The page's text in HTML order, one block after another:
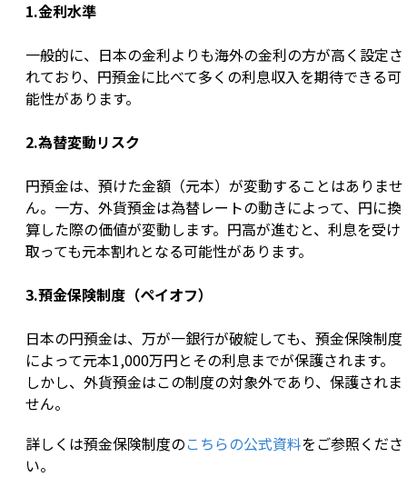
1.金利水準
一般的に、日本の金利よりも海外の金利の方が高く設定さ
れており、円預金に比べて多くの利息収入を期待できる可
能性があります。
2.為替変動リスク
円預金は、預けた金額（元本）が変動することはありませ
ん。一方、外貨預金は為替レートの動きによって、円に換
算した際の価値が変動します。円高が進むと、利息を受け
取っても元本割れとなる可能性があります。
3.預金保険制度（ペイオフ）
日本の円預金は、万が一銀行が破綻しても、預金保険制度
によって元本1,000万円とその利息までが保護されます。
しかし、外貨預金はこの制度の対象外であり、保護されま
せん。
詳しくは預金保険制度のこちらの公式資料をご参照くださ
い。